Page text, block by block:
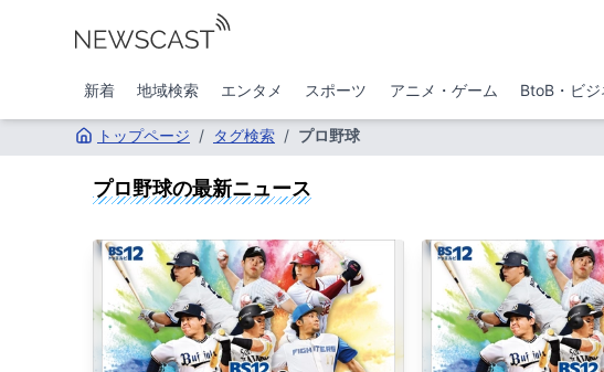
新着 地域検索 エンタメ スポーツ アニメ・ゲーム BtoB・ビジ
トップページ / タグ検索 / プロ野球
プロ野球の最新ニュース